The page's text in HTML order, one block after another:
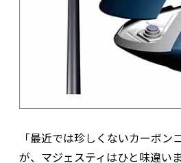
「最近では珍しくないカーボン
が、マジェスティはひと味違い